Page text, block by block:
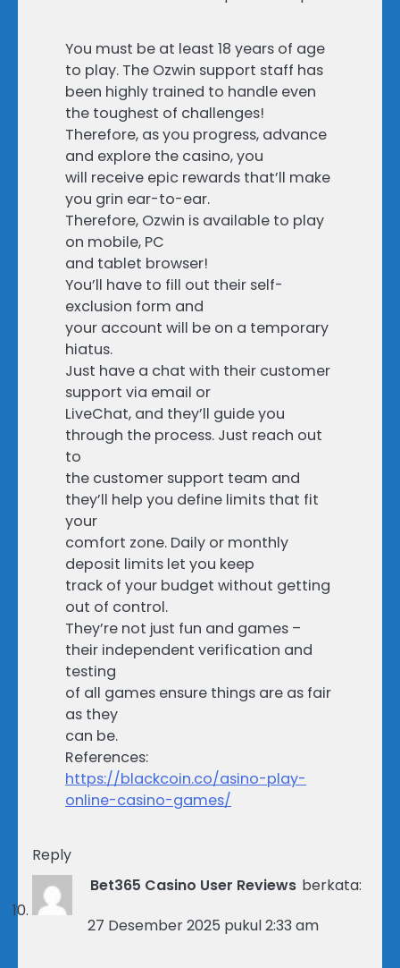
You must be at least 18 years of age
to play. The Ozwin support staff has
been highly trained to handle even
the toughest of challenges!
Therefore, as you progress, advance
and explore the casino, you
will receive epic rewards that’ll make
you grin ear-to-ear.
Therefore, Ozwin is available to play
on mobile, PC
and tablet browser!
You’ll have to fill out their self-
exclusion form and
your account will be on a temporary
hiatus.
Just have a chat with their customer
support via email or
LiveChat, and they’ll guide you
through the process. Just reach out
to
the customer support team and
they’ll help you define limits that fit
your
comfort zone. Daily or monthly
deposit limits let you keep
track of your budget without getting
out of control.
They’re not just fun and games –
their independent verification and
testing
of all games ensure things are as fair
as they
can be.
References:
https://blackcoin.co/asino-play-
online-casino-games/
Reply
Bet365 Casino User Reviews berkata:
27 Desember 2025 pukul 2:33 am